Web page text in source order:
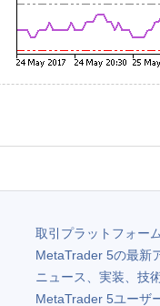
取引プラットフォー
MetaTrader 5の最新
ニュース、実装、技
MetaTrader 5ユーザ